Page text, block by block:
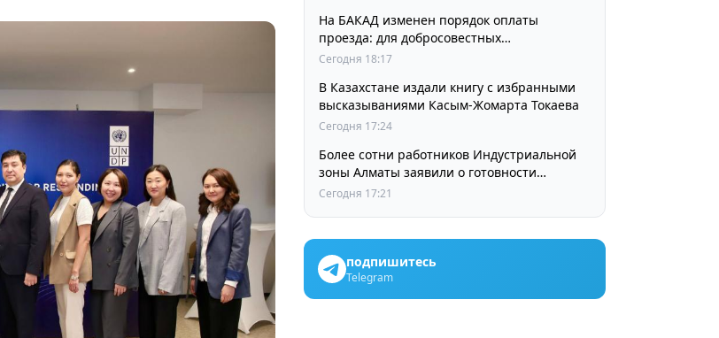
На БАКАД изменен порядок оплаты
проезда: для добросовестных
пользователей стоимость остается
Сегодня 18:17
В Казахстане издали книгу с избранными
высказываниями Касым-Жомарта Токаева
Сегодня 17:24
Более сотни работников Индустриальной
зоны Алматы заявили о готовности
принять участие в выборах членов
Сегодня 17:21
подпишитесь
Telegram